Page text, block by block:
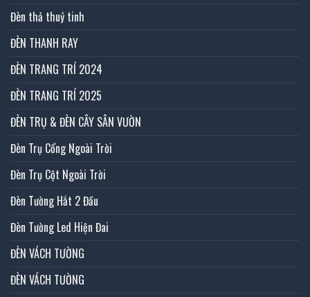
Đèn thả thuỷ tinh
ĐÈN THANH RAY
ĐÈN TRANG TRÍ 2024
ĐÈN TRANG TRÍ 2025
ĐÈN TRỤ & ĐÈN CÂY SÂN VƯỜN
Đèn Trụ Cổng Ngoài Trời
Đèn Trụ Cột Ngoài Trời
Đèn Tường Hắt 2 Đầu
Đèn Tường Led Hiện Đai
ĐÈN VÁCH TƯỜNG
ĐÈN VÁCH TƯỜNG